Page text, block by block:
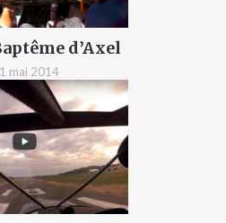
d’Axel
mai 2014